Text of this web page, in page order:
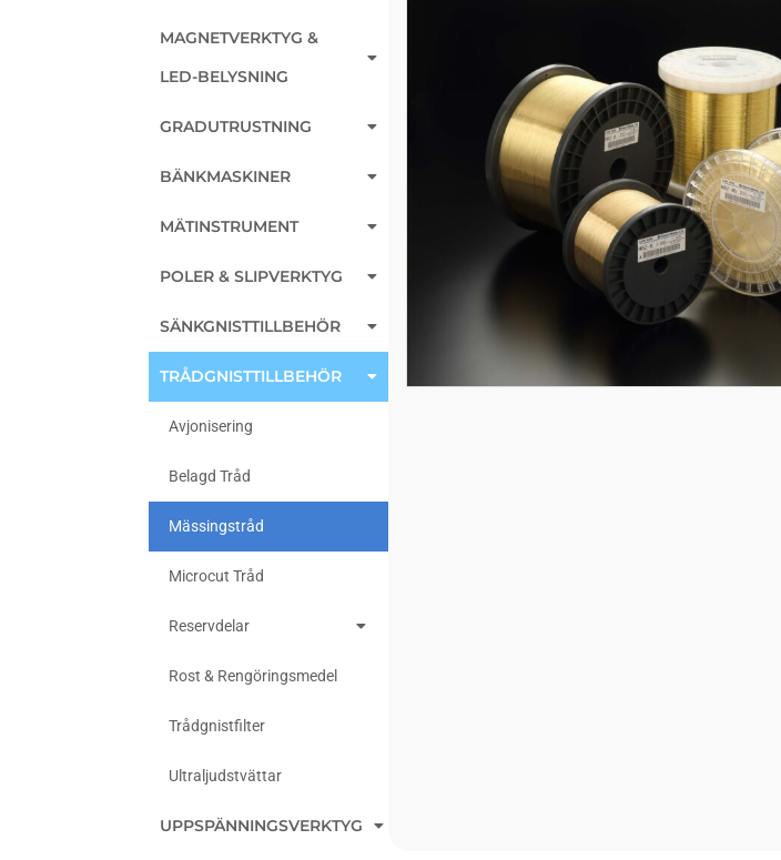
MAGNETVERKTYG &
LED-BELYSNING
GRADUTRUSTNING
BÄNKMASKINER
MÄTINSTRUMENT
POLER & SLIPVERKTYG
SÄNKGNISTTILLBEHÖR
TRÅDGNISTTILLBEHÖR
Avjonisering
Belagd Tråd
Mässingstråd
Microcut Tråd
Reservdelar
Rost & Rengöringsmedel
Trådgnistfilter
Ultraljudstvättar
UPPSPÄNNINGSVERKTYG